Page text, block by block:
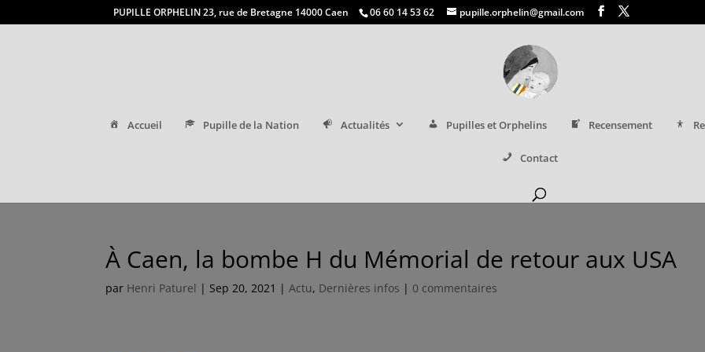
PUPILLE ORPHELIN 23, rue de Bretagne 14000 Caen 06 60 14 53 62 pupille.orphelin@gmail.com
Accueil Pupille de la Nation Actualités Pupilles et Orphelins Recensement
Contact
À Caen, la bombe H du Mémorial de retour aux USA
par Henri Paturel | Sep 20, 2021 |Actu, Dernières infos | 0 commentaires